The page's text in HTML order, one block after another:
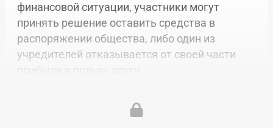
финансовой ситуации, участники могут
принять решение оставить средства в
распоряжении общества, либо один из
учредителей отказывается от своей части